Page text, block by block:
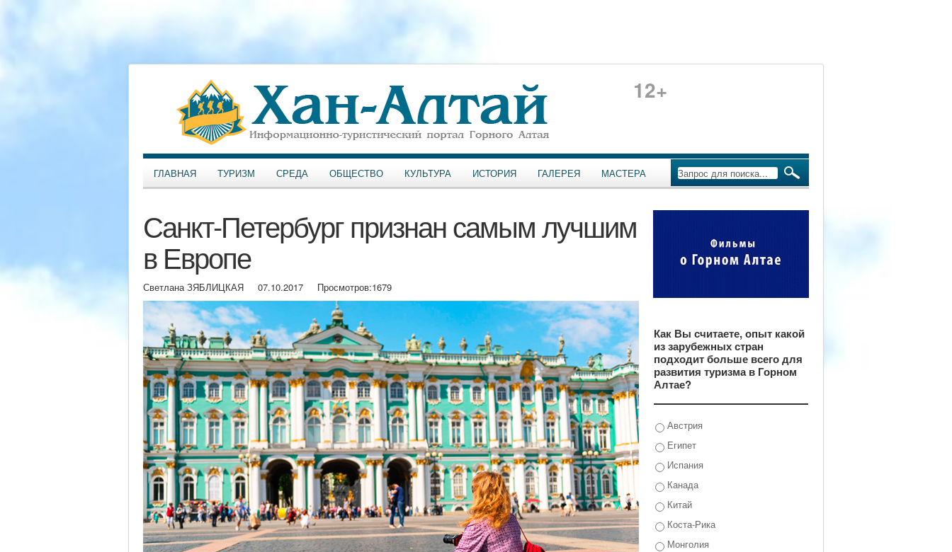
12+
ГЛАВНАЯ ТУРИЗМ СРЕДА ОБЩЕСТВО КУЛЬТУРА ИСТОРИЯ ГАЛЕРЕЯ МАСТЕРА
Санкт-Петербург признан самым лучшим
в Европе
Светлана ЗЯБЛИЦКАЯ 07.10.2017 Просмотров:1679
Как Вы считаете, опыт какой
из зарубежных стран
подходит больше всего для
развития туризма в Горном
Алтае?
Австрия
Египет
Испания
Канада
Китай
Коста-Рика
Монголия